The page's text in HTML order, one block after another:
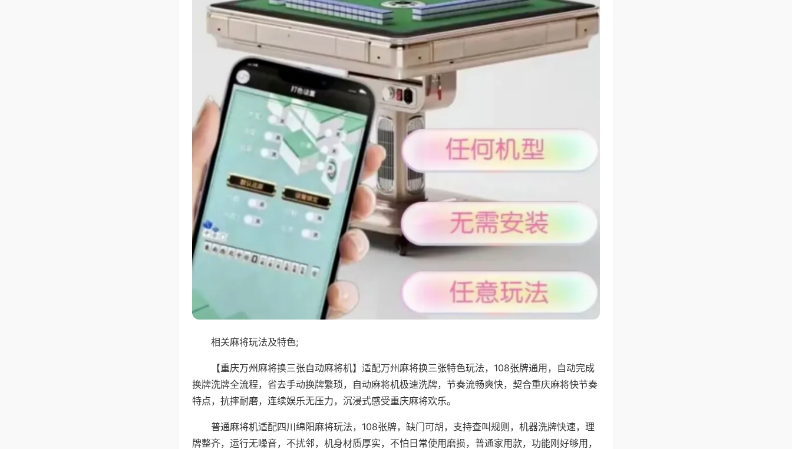
相关麻将玩法及特色;
【重庆万州麻将换三张自动麻将机】适配万州麻将换三张特色玩法，108张牌通用，自动完成
换牌洗牌全流程，省去手动换牌繁琐，自动麻将机极速洗牌，节奏流畅爽快，契合重庆麻将快节奏
特点，抗摔耐磨，连续娱乐无压力，沉浸式感受重庆麻将欢乐。
普通麻将机适配四川绵阳麻将玩法，108张牌，缺门可胡，支持查叫规则，机器洗牌快速，理
牌整齐，运行无噪音，不扰邻，机身材质厚实，不怕日常使用磨损，普通家用款，功能刚好够用，